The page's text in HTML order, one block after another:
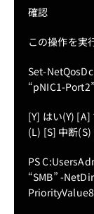
確認
この操作を実
Set-
“pNIC1-Port2”
[Y] はい(Y)
(L) [S] 中断(S)
PS
“SMB” -